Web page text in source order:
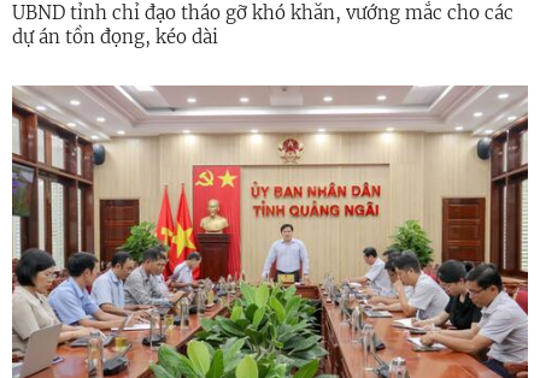
UBND tỉnh chỉ đạo tháo gỡ khó khăn, vướng mắc cho các
dự án tồn đọng, kéo dài